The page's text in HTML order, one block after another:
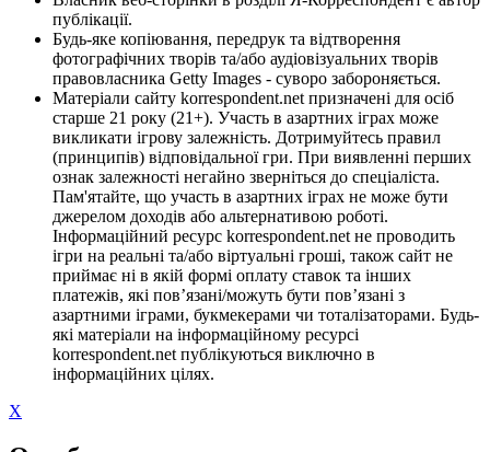
публікації.
Будь-яке копіювання, передрук та відтворення
фотографічних творів та/або аудіовізуальних творів
правовласника Getty Images - суворо забороняється.
Матеріали сайту korrespondent.net призначені для осіб
старше 21 року (21+). Участь в азартних іграх може
викликати ігрову залежність. Дотримуйтесь правил
(принципів) відповідальної гри. При виявленні перших
ознак залежності негайно зверніться до спеціаліста.
Пам'ятайте, що участь в азартних іграх не може бути
джерелом доходів або альтернативою роботі.
Інформаційний ресурс korrespondent.net не проводить
ігри на реальні та/або віртуальні гроші, також сайт не
приймає ні в якій формі оплату ставок та інших
платежів, які пов’язані/можуть бути пов’язані з
азартними іграми, букмекерами чи тоталізаторами. Будь-
які матеріали на інформаційному ресурсі
korrespondent.net публікуються виключно в
інформаційних цілях.
X